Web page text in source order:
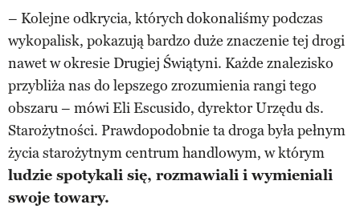
– Kolejne odkrycia, których dokonaliśmy podczas
wykopalisk, pokazują bardzo duże znaczenie tej drogi
nawet w okresie Drugiej Świątyni. Każde znalezisko
przybliża nas do lepszego zrozumienia rangi tego
obszaru – mówi Eli Escusido, dyrektor Urzędu ds.
Starożytności. Prawdopodobnie ta droga była pełnym
życia starożytnym centrum handlowym, w którym
ludzie spotykali się, rozmawiali i wymieniali
swoje towary.